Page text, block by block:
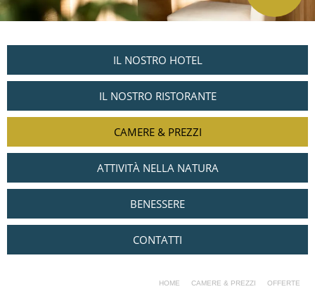
IL NOSTRO HOTEL
IL NOSTRO RISTORANTE
CAMERE & PREZZI
ATTIVITÀ NELLA NATURA
BENESSERE
CONTATTI
HOME CAMERE & PREZZI OFFERTE